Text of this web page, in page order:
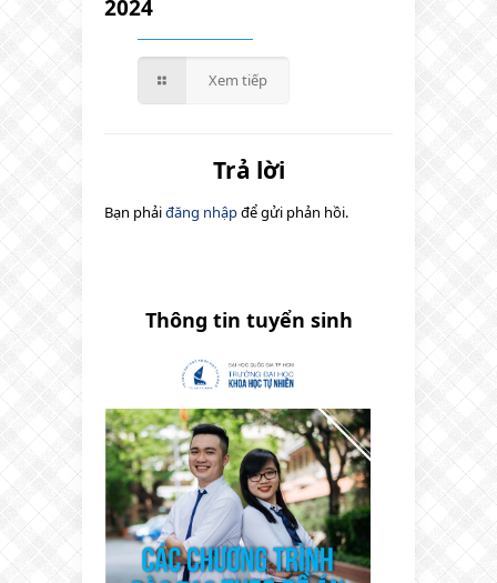
2024
Xem tiếp
Trả lời
Bạn phảiđăng nhậpđể gửi phản hồi.
Thông tin tuyển sinh